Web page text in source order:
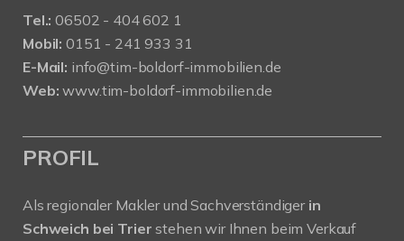
Tel.: 06502 - 404 602 1
Mobil: 0151 - 241 933 31
E-Mail: info@tim-boldorf-immobilien.de
Web:www.tim-boldorf-immobilien.de
PROFIL
Als regionaler Makler und Sachverständigerin
Schweich bei Trierstehen wir Ihnen beim Verkauf